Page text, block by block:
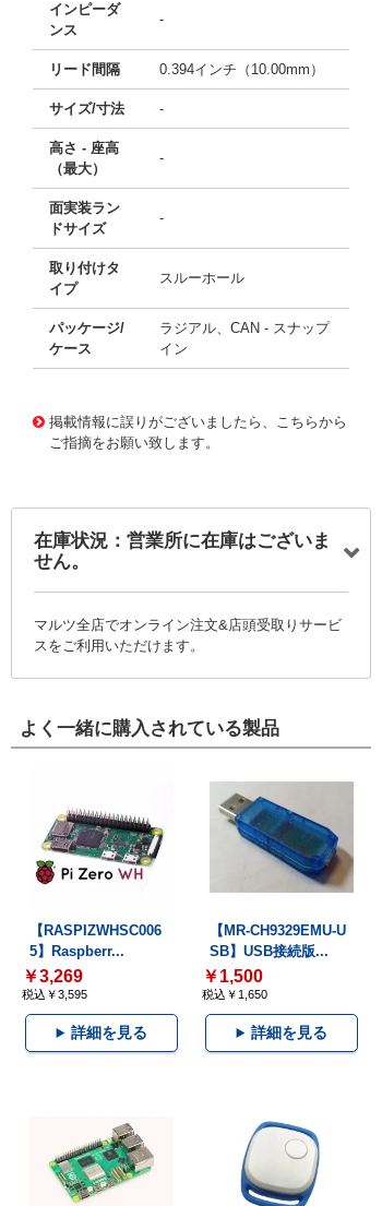
インピーダ
ンス
-
リード間隔 0.394インチ（10.00mm）
サイズ/寸法 -
高さ - 座高
（最大）
-
面実装ラン
ドサイズ
-
取り付けタ
イプ
スルーホール
パッケージ/
ケース
ラジアル、CAN - スナップ
イン
掲載情報に誤りがございましたら、こちらから
ご指摘をお願い致します。
在庫状況：営業所に在庫はございま
せん。
マルツ全店でオンライン注文&店頭受取りサービ
スをご利用いただけます。
よく一緒に購入されている製品
【RASPIZWHSC006
5】Raspberr...
￥3,269
税込￥3,595
詳細を見る
【MR-CH9329EMU-U
SB】USB接続版...
￥1,500
税込￥1,650
詳細を見る